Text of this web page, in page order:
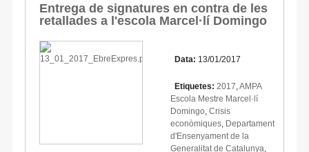
Entrega de signatures en contra de les
retallades a l'escola Marcel·lí Domingo
Data: 13/01/2017
Etiquetes: 2017 AMPA
Escola Mestre Marcel·lí
Domingo Crisis
econòmiques Departament
d'Ensenyament de la
Generalitat de Catalunya